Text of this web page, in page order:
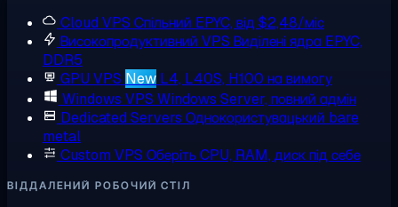
Cloud VPS Спільний EPYC, від $2,48/міс
Високопродуктивний VPS Виділені ядра EPYC,
DDR5
GPU VPS New L4, L40S, H100 на вимогу
Windows VPS Windows Server, повний адмін
Dedicated Servers Однокористувацький bare
metal
Custom VPS Оберіть CPU, RAM, диск під себе
ВІДДАЛЕНИЙ РОБОЧИЙ СТІЛ